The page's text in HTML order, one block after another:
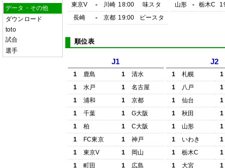
データ・その他
ダウンロード
toto
試合
選手
東京V
- 川崎 18:00
味スタ
長崎
- 京都 19:00 ピースタ
山形
- 栃木C
順位表
J1
1 鹿島 1
清水
1
水戸 1
名古屋
1
浦和 1
京都
1
千葉 1
G大阪
1
柏 1
C大阪
1
FC東京 1
神戸
1
東京V 1
岡山
1
町田 1
広島
J2
1 札幌
1
1
八戸
1
1
仙台
1
1
秋田
1
1
山形
1
1
いわき
1
1
栃木C
1
1
大宮
1